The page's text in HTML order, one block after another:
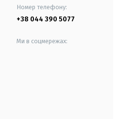
Номер телефону:
+38 044 390 5077
Ми в соцмережах: